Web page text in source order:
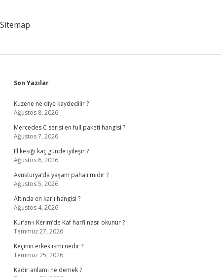
Sitemap
Sidebar
Son Yazılar
Kuzene ne diye kaydedilir ?
Ağustos 8, 2026
Mercedes C serisi en full paketi hangisi ?
Ağustos 7, 2026
El kesiği kaç günde iyileşir ?
Ağustos 6, 2026
Avusturya’da yaşam pahalı mıdır ?
Ağustos 5, 2026
Altında en karlı hangisi ?
Ağustos 4, 2026
Kur’an-ı Kerim’de Kaf harfi nasıl okunur ?
Temmuz 27, 2026
Keçinin erkek ismi nedir ?
Temmuz 25, 2026
Kadir anlamı ne demek ?